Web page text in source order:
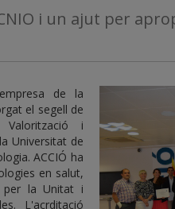
i un ajut per
de la
el segell de
i
Universitat de
ACCIÓ ha
en salut,
per la Unitat i
L'acrditació